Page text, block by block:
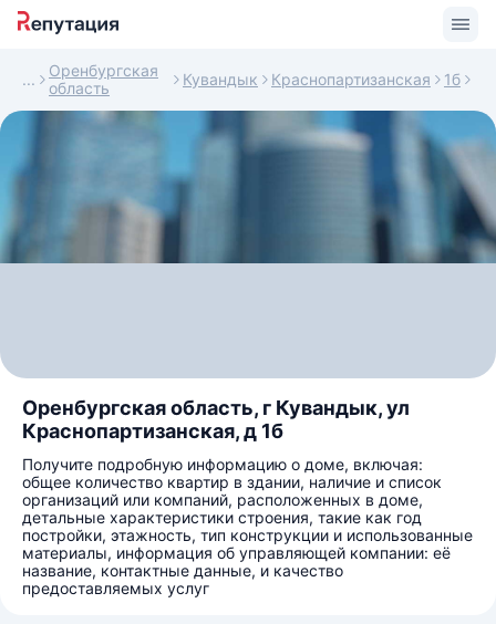
Оренбургская
область
Кувандык Краснопартизанская 1б
Оренбургская область, г Кувандык, ул
Краснопартизанская, д 1б
Получите подробную информацию о доме, включая:
общее количество квартир в здании, наличие и список
организаций или компаний, расположенных в доме,
детальные характеристики строения, такие как год
постройки, этажность, тип конструкции и использованные
материалы, информация об управляющей компании: её
название, контактные данные, и качество
предоставляемых услуг